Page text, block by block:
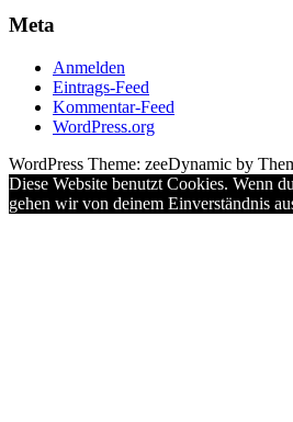
Meta
Anmelden
Eintrags-Feed
Kommentar-Feed
WordPress.org
WordPress Theme: zeeDynamic by
Diese Website benutzt Cookies. Wenn
gehen wir von deinem Einverständnis